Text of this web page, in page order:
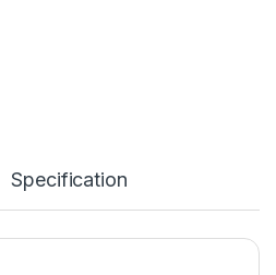
Specification